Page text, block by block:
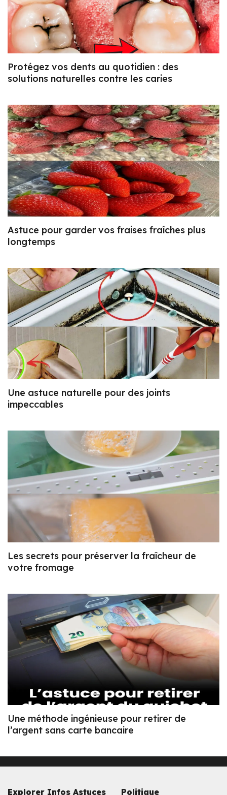
Protégez vos dents au quotidien : des
solutions naturelles contre les caries
Astuce pour garder vos fraises fraîches plus
longtemps
Une astuce naturelle pour des joints
impeccables
Les secrets pour préserver la fraîcheur de
votre fromage
Une méthode ingénieuse pour retirer de
l’argent sans carte bancaire
Explorer Infos Astuces Politique